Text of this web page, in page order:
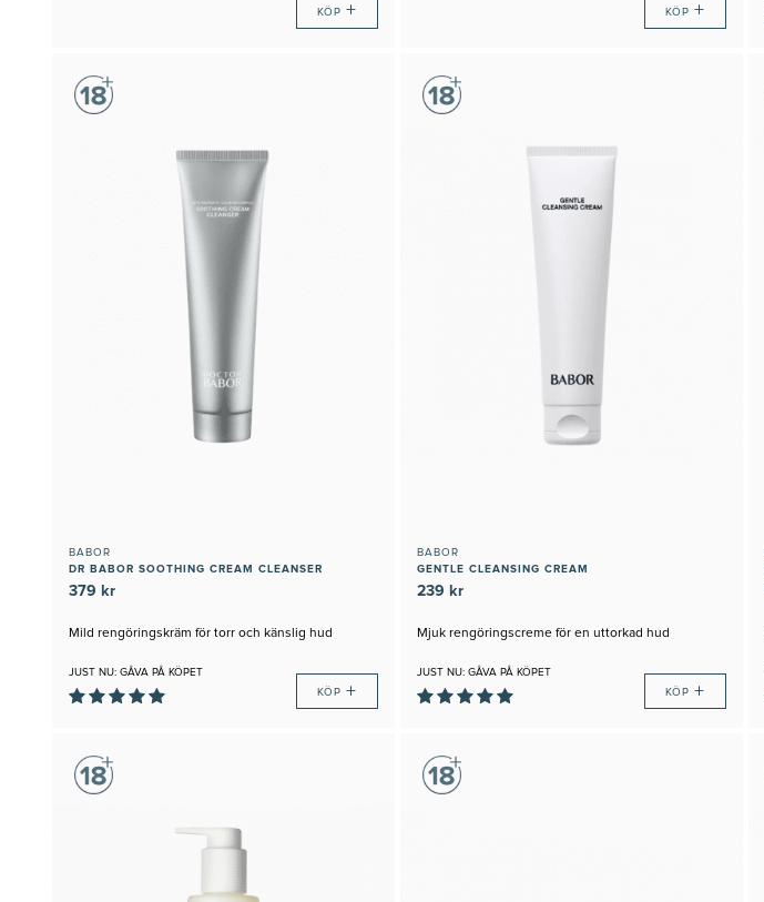
KÖP + KÖP +
BABOR
DR BABOR SOOTHING CREAM CLEANSER
379 kr
Mild rengöringskräm för torr och känslig hud
JUST NU: GÅVA PÅ KÖPET
KÖP +
BABOR
GENTLE CLEANSING CREAM
239 kr
Mjuk rengöringscreme för en uttorkad hud
JUST NU: GÅVA PÅ KÖPET
KÖP +